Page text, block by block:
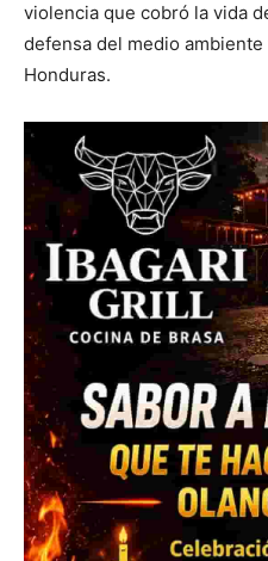
violencia que cobró la vida
defensa del medio
Honduras.